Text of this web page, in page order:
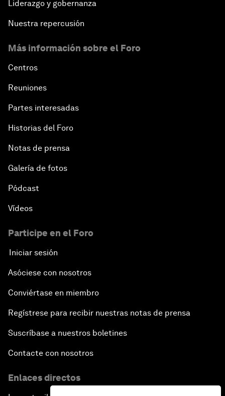
Liderazgo y gobernanza
Nuestra repercusión
Más información sobre el Foro
Centros
Reuniones
Partes interesadas
Historias del Foro
Notas de prensa
Galería de fotos
Pódcast
Vídeos
Participe en el Foro
Iniciar sesión
Asóciese con nosotros
Conviértase en miembro
Regístrese para recibir nuestras notas de prensa
Suscríbase a nuestros boletines
Contacte con nosotros
Enlaces directos